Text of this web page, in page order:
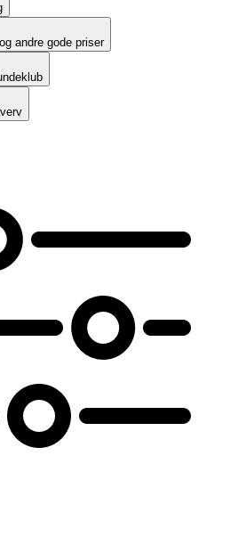
andre gode priser